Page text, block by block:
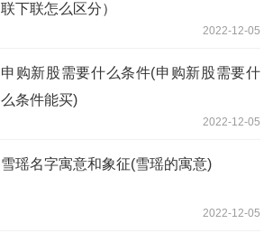
联下联怎么区分）
2022-12-05
申购新股需要什么条件(申购新股需要什
么条件能买)
2022-12-05
雪瑶名字寓意和象征(雪瑶的寓意)
2022-12-05